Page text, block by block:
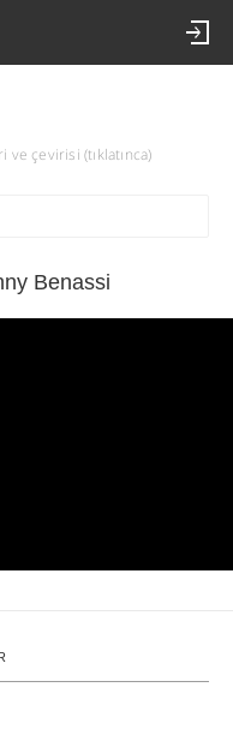
ve çevirisi (tıklatınca)
Benassi